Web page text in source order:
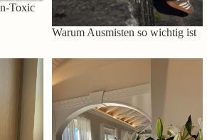
Toxic
Warum Ausmisten so wichtig ist